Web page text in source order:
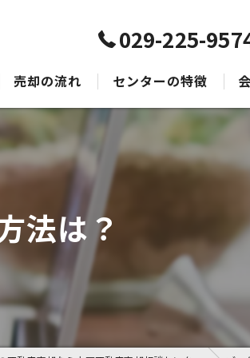
029-225-
ポート
適なアドバイス
売却の流れ センターの特徴
土地
収益物件
法は？